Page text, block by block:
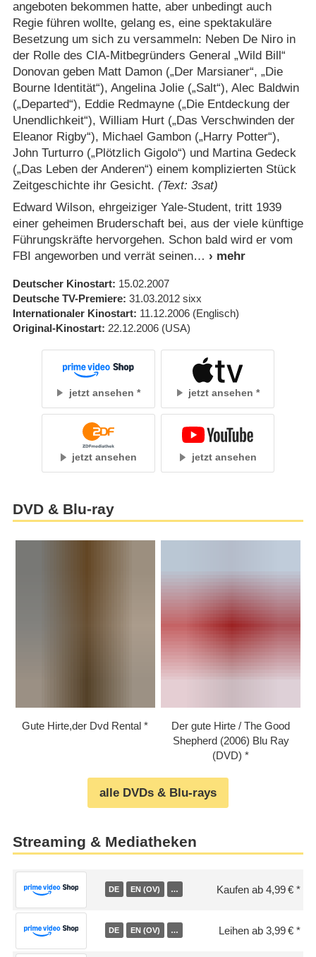
angeboten bekommen hatte, aber unbedingt auch
Regie führen wollte, gelang es, eine spektakuläre
Besetzung um sich zu versammeln: Neben De Niro in
der Rolle des CIA-Mitbegründers General „Wild Bill“
Donovan geben Matt Damon („Der Marsianer“, „Die
Bourne Identität“), Angelina Jolie („Salt“), Alec Baldwin
(„Departed“), Eddie Redmayne („Die Entdeckung der
Unendlichkeit“), William Hurt („Das Verschwinden der
Eleanor Rigby“), Michael Gambon („Harry Potter“),
John Turturro („Plötzlich Gigolo“) und Martina Gedeck
(„Das Leben der Anderen“) einem komplizierten Stück
Zeitgeschichte ihr Gesicht. (Text: 3sat)
Edward Wilson, ehrgeiziger Yale-Student, tritt 1939
einer geheimen Bruderschaft bei, aus der viele künftige
Führungskräfte hervorgehen. Schon bald wird er vom
FBI angeworben und verrät seinen
Deutscher Kinostart 15.02.2007
Deutsche TV-Premiere 31.03.2012 sixx
Internationaler Kinostart 11.12.2006 (Englisch)
Original-Kinostart 22.12.2006 (USA)
jetzt ansehen jetzt ansehen
jetzt ansehen jetzt ansehen
DVD & Blu-ray
Gute Hirte,der Dvd Rental
Der gute Hirte /​ The Good
Shepherd (2006) Blu Ray
(DVD)
alle DVDs & Blu-rays
Streaming & Mediatheken
DE EN (OV) … Kaufen ab 4,99 €
DE EN (OV) … Leihen ab 3,99 €